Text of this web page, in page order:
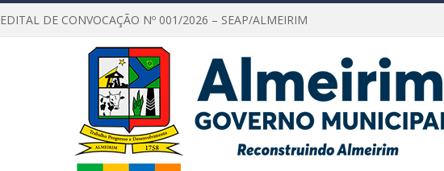
EDITAL DE CONVOCAÇÃO Nº 001/2026 – SEAP/ALMEIRIM